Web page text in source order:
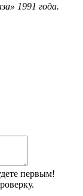
1991 года.
первым!